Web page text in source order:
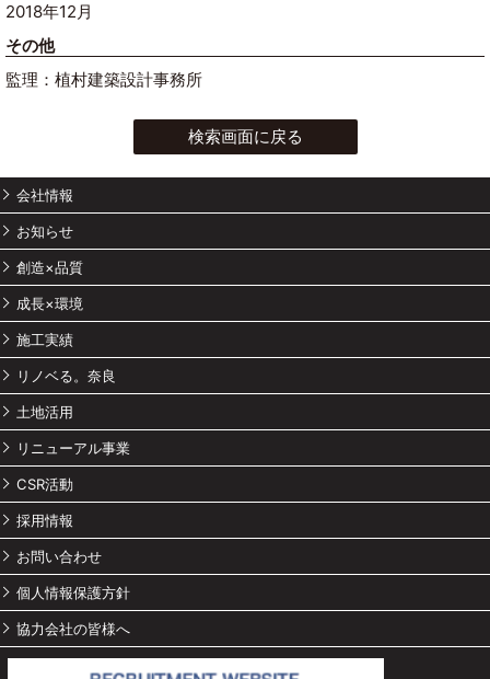
2018年12月
その他
監理：植村建築設計事務所
検索画面に戻る
会社情報
お知らせ
創造×品質
成長×環境
施工実績
リノベる。奈良
土地活用
リニューアル事業
CSR活動
採用情報
お問い合わせ
個人情報保護方針
協力会社の皆様へ